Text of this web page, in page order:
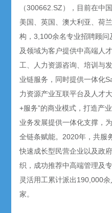
（300662.SZ），目前在中
美国、英国、澳大利亚、荷
构，3,100余名专业招聘顾
及领域为客户提供中高端人
工、人力资源咨询、培训与
业链服务，同时提供一体化
力资源产业互联平台及人才
+服务”的商业模式，打造产
业务发展提供一体化支撑，
全链条赋能。2020年，共服
快速成长型民营企业以及政
织，成功推荐中高端管理及
灵活用工累计派出190,000
家。